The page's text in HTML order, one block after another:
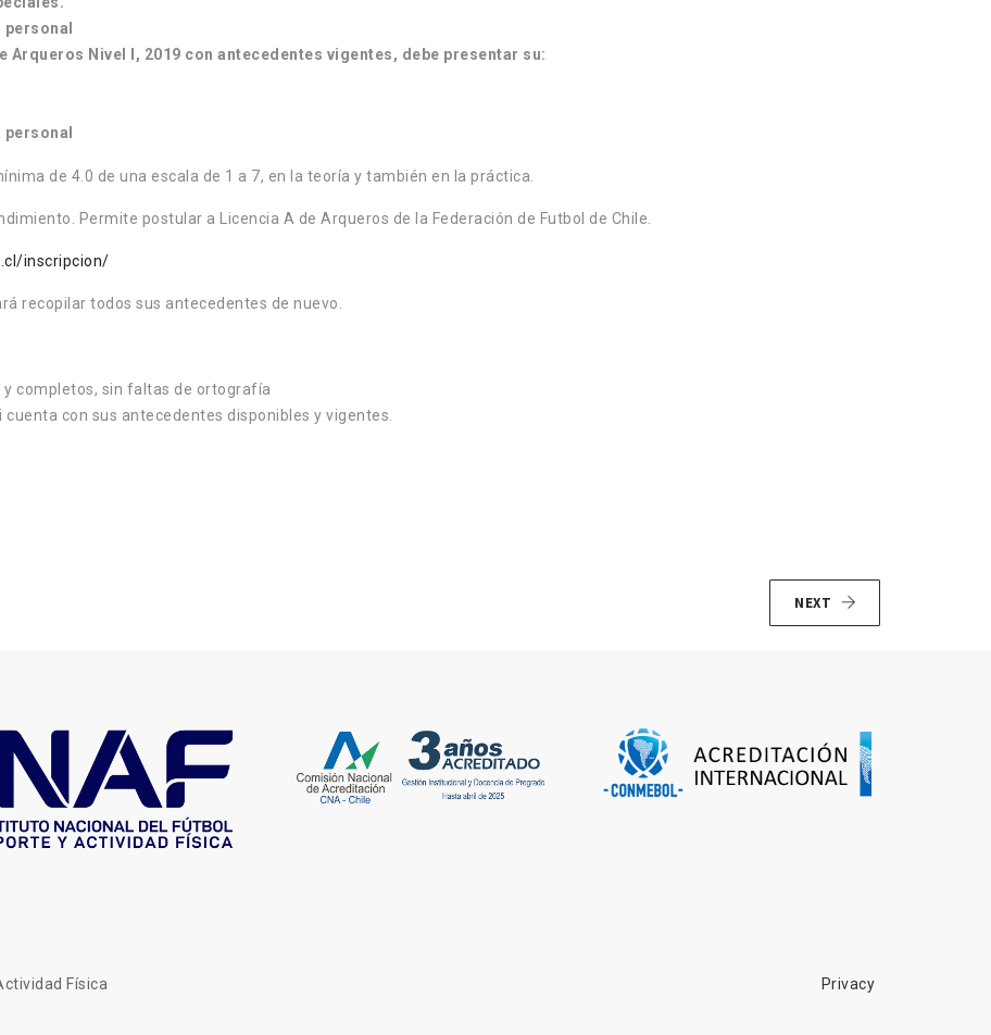
Arqueros Nivel I, 2019 con antecedentes vigentes, debe presentar su:
de 4.0 de una escala de 1 a 7, en la teoría y también en la práctica.
Permite postular a Licencia A de Arqueros de la Federación de Futbol de Chile.
inscripcion/
recopilar todos sus antecedentes de nuevo.
completos, sin faltas de ortografía
con sus antecedentes disponibles y vigentes.
NEXT
Física Privacy